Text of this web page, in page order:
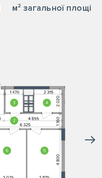
м² загальної площі